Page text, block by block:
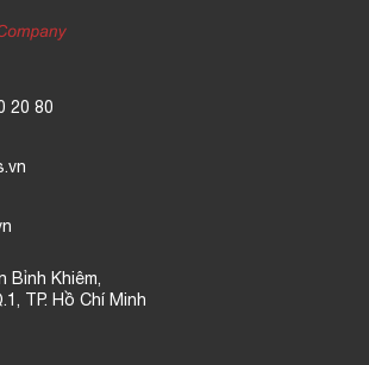
20 80
Bỉnh Khiêm,
TP. Hồ Chí Minh